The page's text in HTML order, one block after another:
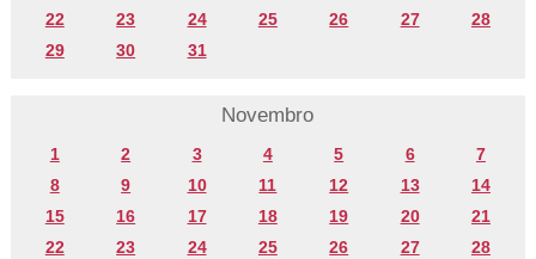
22
23 24 25 26 27
28
29
30 31
Novembro
1 2 3 4 5 6
7
8
9 10 11 12 13
14
15
16 17 18 19 20
21
22
23 24 25 26 27
28